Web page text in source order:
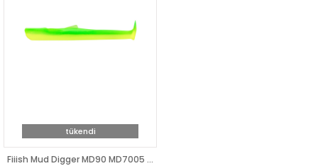
tükendi
Fiiish Mud Digger MD90 MD7005 3X Gövde Atomic Citrus